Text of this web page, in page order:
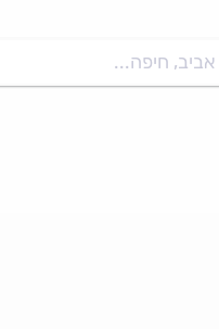
חיפה...